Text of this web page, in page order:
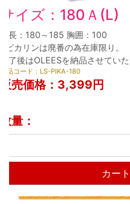
サイズ：180Ａ(L)
身長：180～185 胸囲：100
※ピカリンは廃番の為在庫限り。
終了後はOLEESを納品させていた
商品コード：LS-PIKA-180
販売価格： 3,399円
数量：
カー